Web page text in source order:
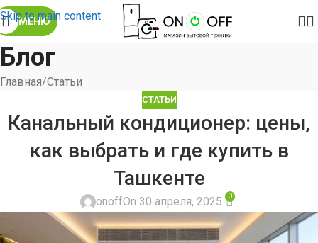
Skip to main content
МЕНЮ
Блог
Главная Статьи
СТАТЬИ
Канальный кондиционер: цены,
как выбрать и где купить в
Ташкенте
onoffOn 30 апреля, 2025 0